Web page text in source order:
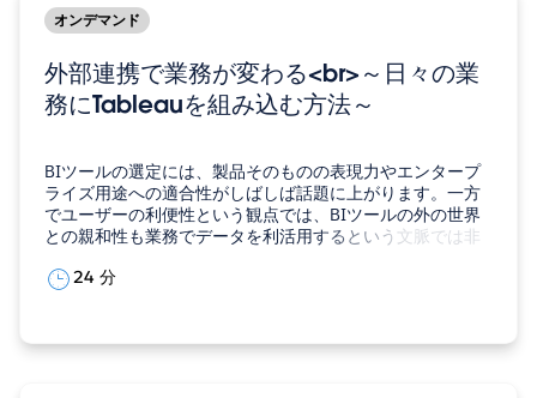
オンデマンド
外部連携で業務が変わる<br>～日々の業
務にTableauを組み込む方法～
BIツールの選定には、製品そのものの表現力やエンタープ
ライズ用途への適合性がしばしば話題に上がります。一方
でユーザーの利便性という観点では、BIツールの外の世界
との親和性も業務でデータを利活用するという文脈では非
どのような連携を行うことができるか、どんな利点がある
24 分